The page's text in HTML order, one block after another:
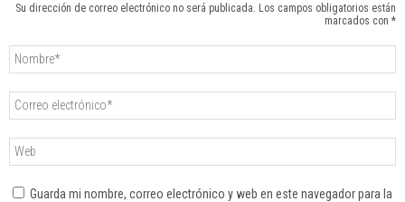
Su dirección de correo electrónico no será publicada. Los campos obligatorios están
marcados con *
Guarda mi nombre, correo electrónico y web en este navegador para la